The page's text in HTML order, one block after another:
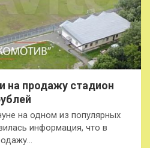
на продажу стадион
на одном из популярных
информация, что в